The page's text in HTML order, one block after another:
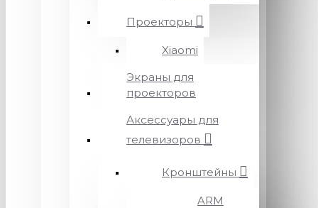
Проекторы
Xiaomi
Экраны для
проекторов
Аксессуары для
телевизоров
Кронштейны
ARM